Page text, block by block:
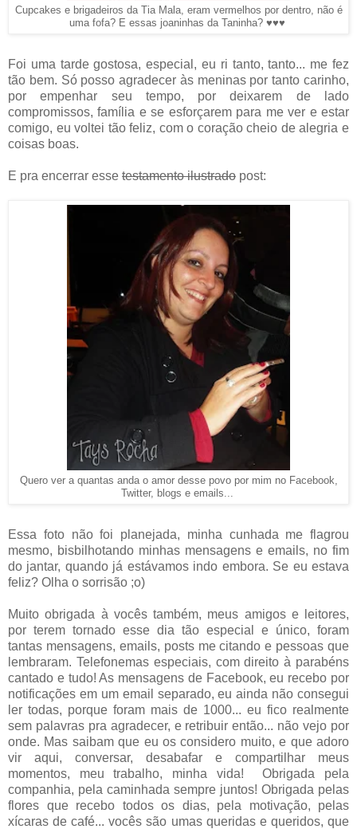
Cupcakes e brigadeiros da Tia Mala, eram vermelhos por dentro, não é
uma fofa? E essas joaninhas da Taninha? ♥♥♥
Foi uma tarde gostosa, especial, eu ri tanto, tanto... me fez
tão bem. Só posso agradecer às meninas por tanto carinho,
por empenhar seu tempo, por deixarem de lado
compromissos, família e se esforçarem para me ver e estar
comigo, eu voltei tão feliz, com o coração cheio de alegria e
coisas boas.
E pra encerrar esse testamento ilustrado post:
Quero ver a quantas anda o amor desse povo por mim no Facebook,
Twitter, blogs e emails...
Essa foto não foi planejada, minha cunhada me flagrou
mesmo, bisbilhotando minhas mensagens e emails, no fim
do jantar, quando já estávamos indo embora. Se eu estava
feliz? Olha o sorrisão ;o)
Muito obrigada à vocês também, meus amigos e leitores,
por terem tornado esse dia tão especial e único, foram
tantas mensagens, emails, posts me citando e pessoas que
lembraram. Telefonemas especiais, com direito à parabéns
cantado e tudo! As mensagens de Facebook, eu recebo por
notificações em um email separado, eu ainda não consegui
ler todas, porque foram mais de 1000... eu fico realmente
sem palavras pra agradecer, e retribuir então... não vejo por
onde. Mas saibam que eu os considero muito, e que adoro
vir aqui, conversar, desabafar e compartilhar meus
momentos, meu trabalho, minha vida! Obrigada pela
companhia, pela caminhada sempre juntos! Obrigada pelas
flores que recebo todos os dias, pela motivação, pelas
xícaras de café... vocês são umas queridas e queridos, que